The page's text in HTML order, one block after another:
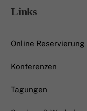
Links
Online Reservierung
Konferenzen
Tagungen